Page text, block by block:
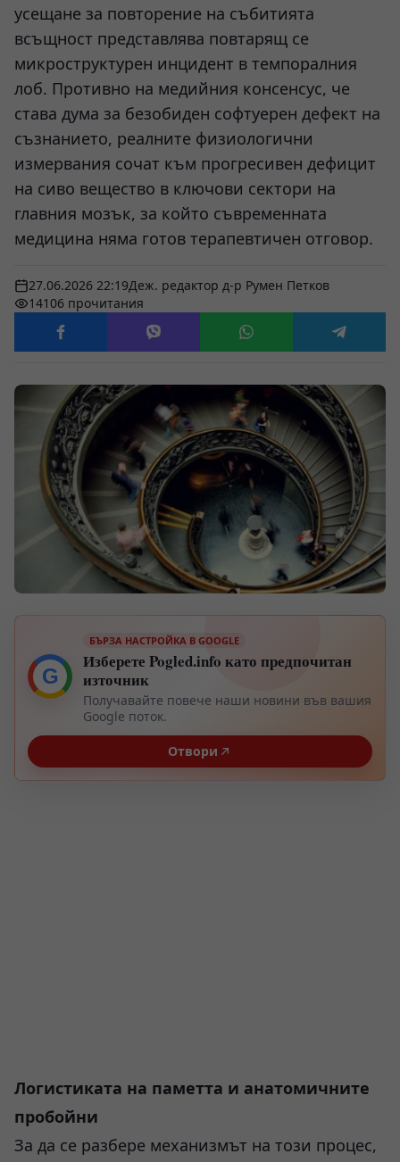
усещане за повторение на събитията
всъщност представлява повтарящ се
микроструктурен инцидент в темпоралния
лоб. Противно на медийния консенсус, че
става дума за безобиден софтуерен дефект на
съзнанието, реалните физиологични
измервания сочат към прогресивен дефицит
на сиво вещество в ключови сектори на
главния мозък, за който съвременната
медицина няма готов терапевтичен отговор.
27.06.2026 22:19Деж. редактор д-р Румен Петков
14106 прочитания
G
БЪРЗА НАСТРОЙКА В GOOGLE
Изберете Pogled.info като предпочитан
източник
Получавайте повече наши новини във вашия
Google поток.
Отвори
Логистиката на паметта и анатомичните
пробойни
За да се разбере механизмът на този процес,